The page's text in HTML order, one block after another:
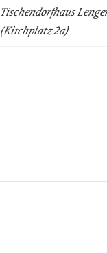
Tischendorfhaus
(Kirchplatz 2a)